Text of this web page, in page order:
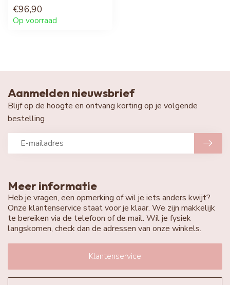
€96,90
Op voorraad
Meer informatie
Heb je vragen, een opmerking of wil je iets anders kwijt?
Onze klantenservice staat voor je klaar. We zijn makkelijk
te bereiken via de telefoon of de mail. Wil je fysiek
langskomen, check dan de adressen van onze winkels.
Klantenservice
Aanmelden nieuwsbrief
Blijf op de hoogte en ontvang korting op je volgende
bestelling